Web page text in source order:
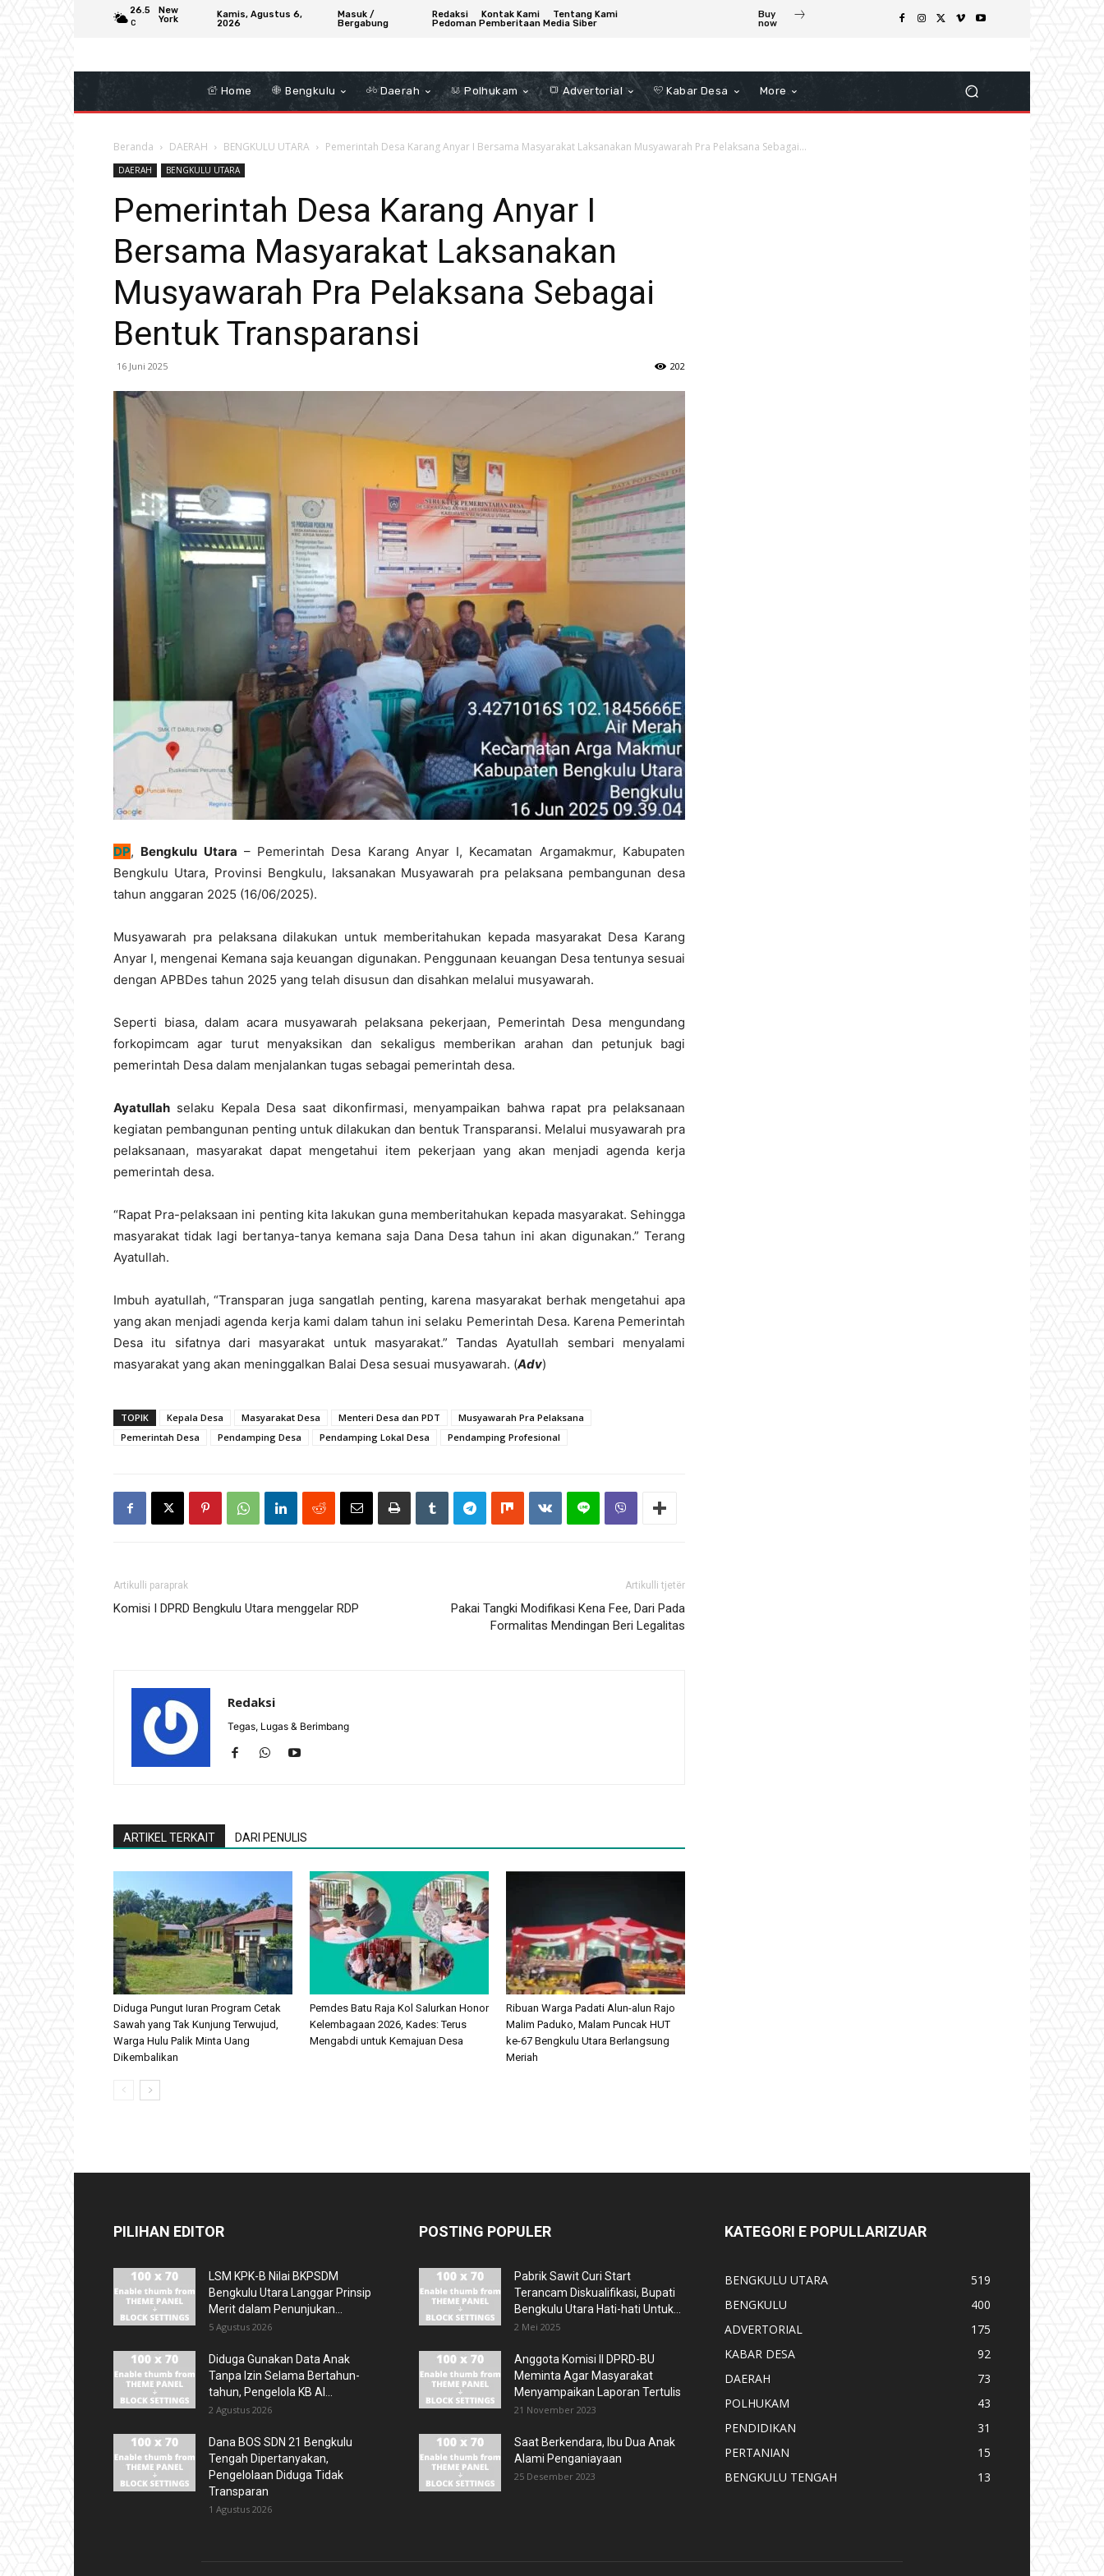
26.5
C
New
York
Kamis, Agustus 6,
2026
Masuk /
Bergabung
Redaksi Kontak Kami
Tentang Kami
Pedoman Pemberitaan Media Siber
Buy
now
Home Bengkulu Daerah Polhukam Advertorial Kabar Desa More
Beranda DAERAH BENGKULU UTARA Pemerintah Desa Karang Anyar I Bersama Masyarakat Laksanakan Musyawarah Pra Pelaksana Sebagai...
DAERAH BENGKULU UTARA
Pemerintah Desa Karang Anyar I
Bersama Masyarakat Laksanakan
Musyawarah Pra Pelaksana Sebagai
Bentuk Transparansi
16 Juni 2025 202
DP, Bengkulu Utara – Pemerintah Desa Karang Anyar I, Kecamatan Argamakmur, Kabupaten
Bengkulu Utara, Provinsi Bengkulu, laksanakan Musyawarah pra pelaksana pembangunan desa
tahun anggaran 2025 (16/06/2025).
Musyawarah pra pelaksana dilakukan untuk memberitahukan kepada masyarakat Desa Karang
Anyar I, mengenai Kemana saja keuangan digunakan. Penggunaan keuangan Desa tentunya sesuai
dengan APBDes tahun 2025 yang telah disusun dan disahkan melalui musyawarah.
Seperti biasa, dalam acara musyawarah pelaksana pekerjaan, Pemerintah Desa mengundang
forkopimcam agar turut menyaksikan dan sekaligus memberikan arahan dan petunjuk bagi
pemerintah Desa dalam menjalankan tugas sebagai pemerintah desa.
Ayatullah selaku Kepala Desa saat dikonfirmasi, menyampaikan bahwa rapat pra pelaksanaan
kegiatan pembangunan penting untuk dilakukan dan bentuk Transparansi. Melalui musyawarah pra
pelaksanaan, masyarakat dapat mengetahui item pekerjaan yang akan menjadi agenda kerja
pemerintah desa.
“Rapat Pra-pelaksaan ini penting kita lakukan guna memberitahukan kepada masyarakat. Sehingga
masyarakat tidak lagi bertanya-tanya kemana saja Dana Desa tahun ini akan digunakan.” Terang
Ayatullah.
Imbuh ayatullah, “Transparan juga sangatlah penting, karena masyarakat berhak mengetahui apa
yang akan menjadi agenda kerja kami dalam tahun ini selaku Pemerintah Desa. Karena Pemerintah
Desa itu sifatnya dari masyarakat untuk masyarakat.” Tandas Ayatullah sembari menyalami
masyarakat yang akan meninggalkan Balai Desa sesuai musyawarah. (Adv)
TOPIK Kepala Desa Masyarakat Desa Menteri Desa dan PDT
Musyawarah Pra Pelaksana
Pemerintah Desa
Pendamping Desa Pendamping Lokal Desa Pendamping Profesional
Artikulli paraprak
Komisi I DPRD Bengkulu Utara menggelar RDP
Artikulli tjetër
Pakai Tangki Modifikasi Kena Fee, Dari Pada
Formalitas Mendingan Beri Legalitas
Redaksi
Tegas, Lugas & Berimbang
ARTIKEL TERKAIT DARI PENULIS
Diduga Pungut Iuran Program Cetak
Sawah yang Tak Kunjung Terwujud,
Warga Hulu Palik Minta Uang
Dikembalikan
Pemdes Batu Raja Kol Salurkan Honor
Kelembagaan 2026, Kades: Terus
Mengabdi untuk Kemajuan Desa
Ribuan Warga Padati Alun-alun Rajo
Malim Paduko, Malam Puncak HUT
ke-67 Bengkulu Utara Berlangsung
Meriah
PILIHAN EDITOR
LSM KPK-B Nilai BKPSDM
Bengkulu Utara Langgar Prinsip
Merit dalam Penunjukan...
5 Agustus 2026
Diduga Gunakan Data Anak
Tanpa Izin Selama Bertahun-
tahun, Pengelola KB Al...
2 Agustus 2026
Dana BOS SDN 21 Bengkulu
Tengah Dipertanyakan,
Pengelolaan Diduga Tidak
Transparan
1 Agustus 2026
POSTING POPULER
Pabrik Sawit Curi Start
Terancam Diskualifikasi, Bupati
Bengkulu Utara Hati-hati Untuk...
2 Mei 2025
Anggota Komisi II DPRD-BU
Meminta Agar Masyarakat
Menyampaikan Laporan Tertulis
21 November 2023
Saat Berkendara, Ibu Dua Anak
Alami Penganiayaan
25 Desember 2023
KATEGORI E POPULLARIZUAR
BENGKULU UTARA
519
BENGKULU
400
ADVERTORIAL
175
KABAR DESA
92
DAERAH
73
POLHUKAM
43
PENDIDIKAN
31
PERTANIAN
15
BENGKULU TENGAH
13